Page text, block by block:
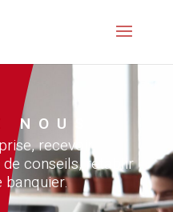
NOUS
recevoir,
conseils, rétablir
banquier.